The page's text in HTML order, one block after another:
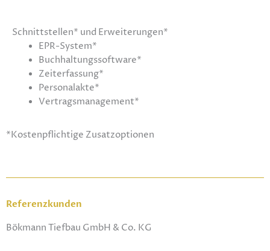
Schnittstellen* und Erweiterungen*
EPR-System*
Buchhaltungssoftware*
Zeiterfassung*
Personalakte*
Vertragsmanagement*
*Kostenpflichtige Zusatzoptionen
Referenzkunden
Bökmann Tiefbau GmbH & Co. KG